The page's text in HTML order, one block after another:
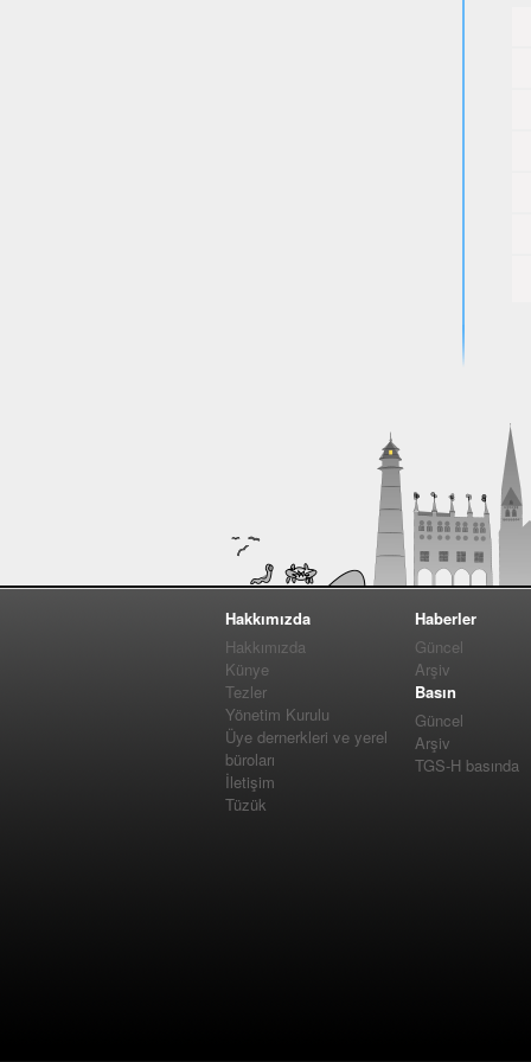
Hakkımızda
Hakkımızda
Künye
Tezler
Yönetim Kurulu
Üye dernerkleri ve yerel
büroları
İletişim
Tüzük
Haberler
Güncel
Arşiv
Basın
Güncel
Arşiv
TGS-H basında